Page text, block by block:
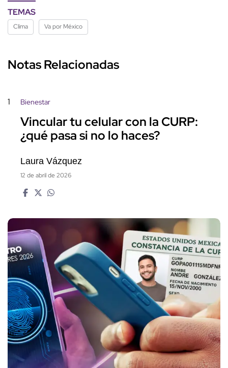
TEMAS
Clima Va por México
Notas Relacionadas
1 Bienestar
Vincular tu celular con la CURP:
¿qué pasa si no lo haces?
Laura Vázquez
12 de abril de 2026